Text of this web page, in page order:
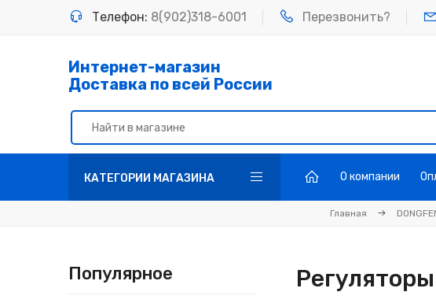
Телефон: 8(902)318-6001 Перезвонить?
Интернет-магазин
Доставка по всей России
КАТЕГОРИИ МАГАЗИНА О компании
Главная
Популярное